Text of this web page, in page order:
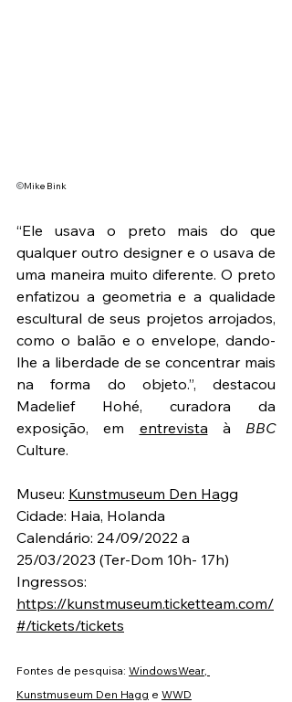
©Mike Bink
“Ele usava o preto mais do que
qualquer outro designer e o usava de
uma maneira muito diferente. O preto
enfatizou a geometria e a qualidade
escultural de seus projetos arrojados,
como o balão e o envelope, dando-
lhe a liberdade de se concentrar mais
na forma do objeto.”, destacou
Madelief Hohé, curadora da
exposição, em entrevista à
BBC
Culture.
Museu: Kunstmuseum Den Hagg
Cidade: Haia, Holanda
Calendário: 24/09/2022 a
25/03/2023 (Ter-Dom 10h- 17h)
Ingressos:
https://kunstmuseum.ticketteam.com/
#/tickets/tickets
Fontes de pesquisa: WindowsWear,
Kunstmuseum Den Hagg e WWD